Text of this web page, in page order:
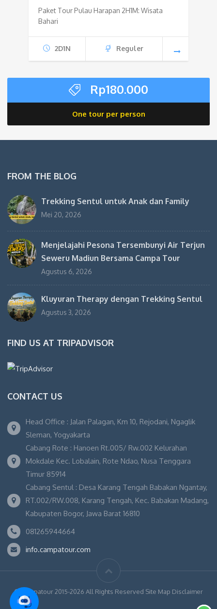
Paket Tour Pulau Harapan 2H1M: Wisata
Bahari
2D1N Reguler
Rp180.000
One tour per person
FROM THE BLOG
Trekking Sentul untuk Anak dan Family
Mei 20, 2026
Menjelajahi Pesona Tersembunyi Air Terjun
Seweru Madiun Bersama Campa Tour
Agustus 6, 2026
Kluyuran Therapy dengan Trekking Sentul
Agustus 3, 2026
FIND US AT TRIPADVISOR
CONTACT US
Head Office : Jalan Palagan, Km 10, Rejodani, Ngaglik
Sleman, Yogyakarta
Cabang Rote : Hanoen Rt.005/ Rw.002 Kelurahan
Mokdale Kec. Lobalain, Rote Ndao, Nusa Tenggara
Timur 85914
Cabang Sentul : Desa Karang Tengah Babakan Ngantay,
RT.002/RW.008, Karang Tengah, Kec. Babakan Madang,
Kabupaten Bogor, Jawa Barat 16810
081265944664
info.campatour.com
© Campatour 2015-2026 All Rights Reserved Site Map Disclaimer